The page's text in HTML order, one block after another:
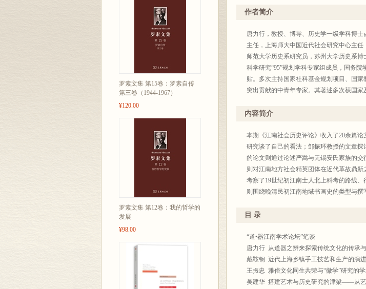
罗素文集 第15卷：罗素自传
第三卷（1944-1967）
¥120.00
罗素文集 第12卷：我的哲学的
发展
¥98.00
作者简介
唐力行，教授、博导、历史学一级学科博
主任，上海师大中国近代社会研究中心主
师范大学历史系研究员，苏州大学历史系
科学研究“95”规划学科专家组成员，国务
贴。多次主持国家社科基金规划项目、国
突出贡献的中青年专家。其著述多次获国家
苏州大学、安徽师范大学、中国美术学院
内容简介
本期《江南社会历史评论》收入了20余篇
研究谈了自己的看法；邹振环教授的文章
的论文则通过论述严嵩与无锡安氏家族的
则对江南地方社会精英团体在近代革故鼎
考察了19世纪初江南士人北上科考的路线
则围绕晚清民初江南地域书画史的类型与
目 录
“道•器江南学术论坛”笔谈
唐力行 从道器之辨来探索传统文化的传
戴鞍钢 近代上海乡镇手工技艺和生产的演进
王振忠 雅俗文化同生共荣与“徽学”研究的
吴建华 搭建艺术与历史研究的津梁——从